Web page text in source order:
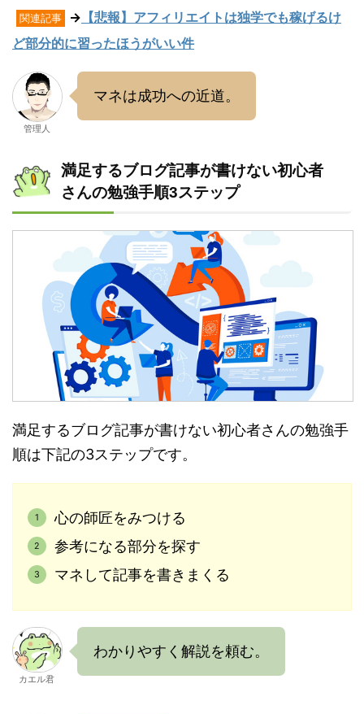
関連記事 → 【悲報】アフィリエイトは独学でも稼げるけ
ど部分的に習ったほうがいい件
管理人
マネは成功への近道。
満足するブログ記事が書けない初心者
さんの勉強手順3ステップ
満足するブログ記事が書けない初心者さんの勉強手
順は下記の3ステップです。
心の師匠をみつける
参考になる部分を探す
マネして記事を書きまくる
カエル君
わかりやすく解説を頼む。